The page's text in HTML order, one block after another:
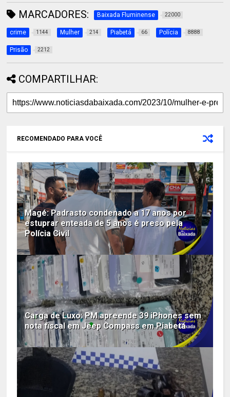
MARCADORES: Baixada Fluminense 22000
crime 1144 Mulher 214 Piabetá 66 Polícia 8888
Prisão 2212
COMPARTILHAR:
RECOMENDADO PARA VOCÊ
Magé: Padrasto condenado a 17 anos por
estuprar enteada de 5 anos é preso pela
Polícia Civil
Carga de Luxo: PM apreende 39 iPhones sem
nota fiscal em Jeep Compass em Piabetá